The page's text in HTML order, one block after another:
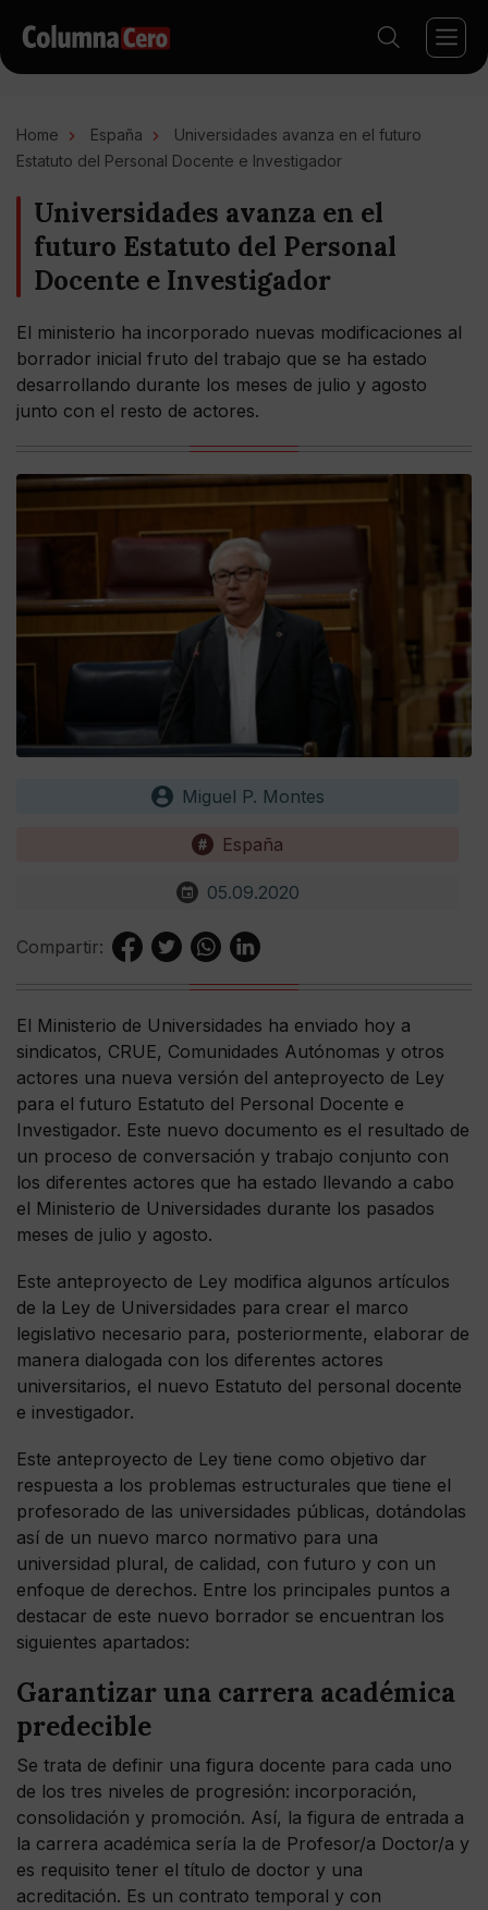
Home España
Universidades avanza en el futuro
Estatuto del Personal Docente e Investigador
Universidades avanza en el
futuro Estatuto del Personal
Docente e Investigador
El ministerio ha incorporado nuevas modificaciones al
borrador inicial fruto del trabajo que se ha estado
desarrollando durante los meses de julio y agosto
junto con el resto de actores.
Miguel P. Montes
España
05.09.2020
Compartir:
El Ministerio de Universidades ha enviado hoy a
sindicatos, CRUE, Comunidades Autónomas y otros
actores una nueva versión del anteproyecto de Ley
para el futuro Estatuto del Personal Docente e
Investigador. Este nuevo documento es el resultado de
un proceso de conversación y trabajo conjunto con
los diferentes actores que ha estado llevando a cabo
el Ministerio de Universidades durante los pasados
meses de julio y agosto.
Este anteproyecto de Ley modifica algunos artículos
de la Ley de Universidades para crear el marco
legislativo necesario para, posteriormente, elaborar de
manera dialogada con los diferentes actores
universitarios, el nuevo Estatuto del personal docente
e investigador.
Este anteproyecto de Ley tiene como objetivo dar
respuesta a los problemas estructurales que tiene el
profesorado de las universidades públicas, dotándolas
así de un nuevo marco normativo para una
universidad plural, de calidad, con futuro y con un
enfoque de derechos. Entre los principales puntos a
destacar de este nuevo borrador se encuentran los
siguientes apartados:
Garantizar una carrera académica
predecible
Se trata de definir una figura docente para cada uno
de los tres niveles de progresión: incorporación,
consolidación y promoción. Así, la figura de entrada a
la carrera académica sería la de Profesor/a Doctor/a y
es requisito tener el título de doctor y una
acreditación. Es un contrato temporal y con